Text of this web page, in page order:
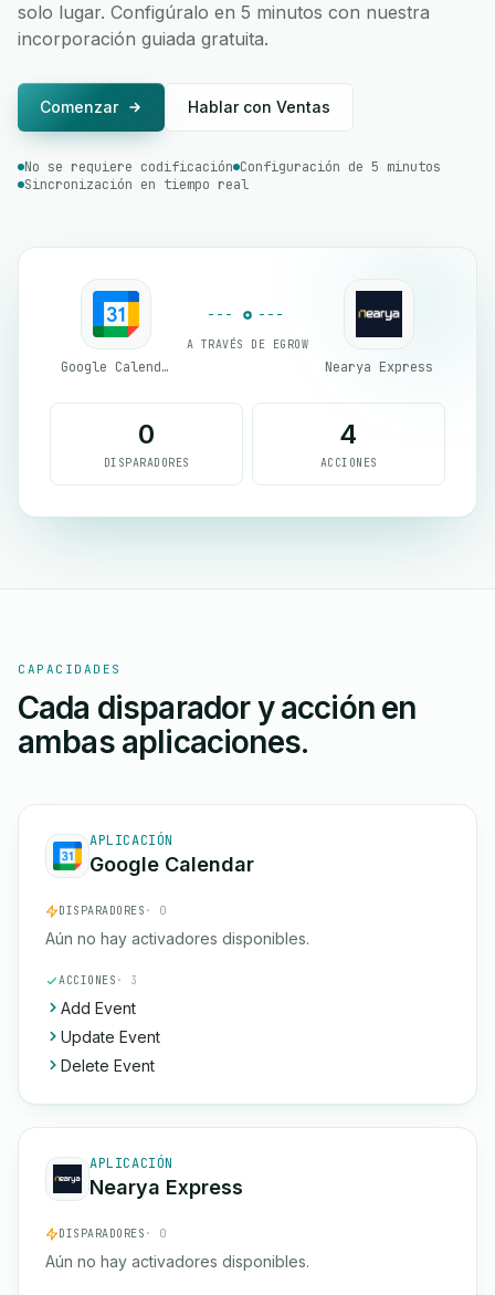
solo lugar. Configúralo en 5 minutos con nuestra
incorporación guiada gratuita.
Comenzar Hablar con Ventas
No se requiere codificación Configuración de 5 minutos
Sincronización en tiempo real
Google Calendar
A TRAVÉS DE EGROW
Nearya Express
0
DISPARADORES
4
ACCIONES
CAPACIDADES
Cada disparador y acción en
ambas aplicaciones.
APLICACIÓN
Google Calendar
DISPARADORES · 0
Aún no hay activadores disponibles.
ACCIONES · 3
Add Event
Update Event
Delete Event
APLICACIÓN
Nearya Express
DISPARADORES · 0
Aún no hay activadores disponibles.